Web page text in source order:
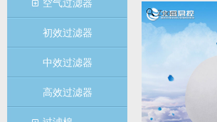
空气过滤器
初效过滤器
中效过滤器
高效过滤器
Zoom